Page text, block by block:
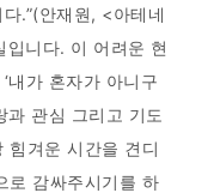
.”(안재원, <아테네
니다. 이 어려운 현
내가 혼자가 아니구
과 관심 그리고 기도
힘겨운 시간을 견디
로 감싸주시기를 하